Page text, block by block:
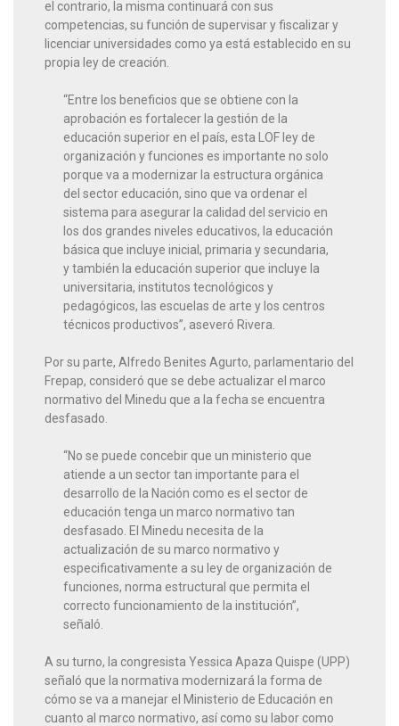
el contrario, la misma continuará con sus
competencias, su función de supervisar y fiscalizar y
licenciar universidades como ya está establecido en su
propia ley de creación.
“Entre los beneficios que se obtiene con la
aprobación es fortalecer la gestión de la
educación superior en el país, esta LOF ley de
organización y funciones es importante no solo
porque va a modernizar la estructura orgánica
del sector educación, sino que va ordenar el
sistema para asegurar la calidad del servicio en
los dos grandes niveles educativos, la educación
básica que incluye inicial, primaria y secundaria,
y también la educación superior que incluye la
universitaria, institutos tecnológicos y
pedagógicos, las escuelas de arte y los centros
técnicos productivos”, aseveró Rivera.
Por su parte, Alfredo Benites Agurto, parlamentario del
Frepap, consideró que se debe actualizar el marco
normativo del Minedu que a la fecha se encuentra
desfasado.
“No se puede concebir que un ministerio que
atiende a un sector tan importante para el
desarrollo de la Nación como es el sector de
educación tenga un marco normativo tan
desfasado. El Minedu necesita de la
actualización de su marco normativo y
especificativamente a su ley de organización de
funciones, norma estructural que permita el
correcto funcionamiento de la institución”,
señaló.
A su turno, la congresista Yessica Apaza Quispe (UPP)
señaló que la normativa modernizará la forma de
cómo se va a manejar el Ministerio de Educación en
cuanto al marco normativo, así como su labor como